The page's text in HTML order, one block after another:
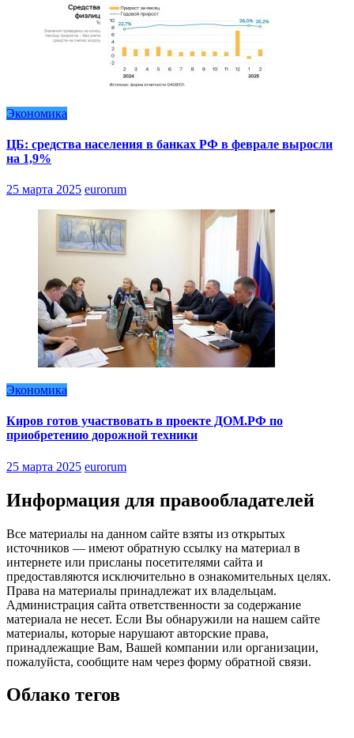
Экономика
ЦБ: средства населения в банках РФ в феврале выросли
на 1,9%
25 марта 2025 eurorum
Экономика
Киров готов участвовать в проекте ДОМ.РФ по
приобретению дорожной техники
25 марта 2025 eurorum
Информация для правообладателей
Все материалы на данном сайте взяты из открытых
источников — имеют обратную ссылку на материал в
интернете или присланы посетителями сайта и
предоставляются исключительно в ознакомительных целях.
Права на материалы принадлежат их владельцам.
Администрация сайта ответственности за содержание
материала не несет. Если Вы обнаружили на нашем сайте
материалы, которые нарушают авторские права,
принадлежащие Вам, Вашей компании или организации,
пожалуйста, сообщите нам через форму обратной связи.
Облако тегов